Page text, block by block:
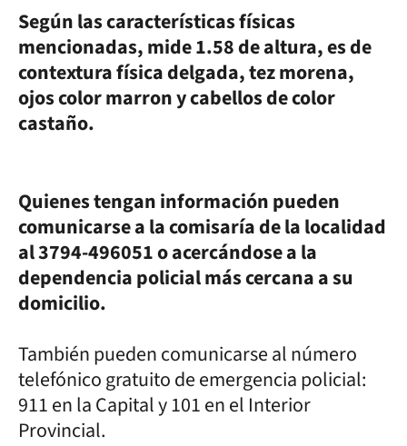
Según las características físicas
mencionadas, mide 1.58 de altura, es de
contextura física delgada, tez morena,
ojos color marron y cabellos de color
castaño.
Quienes tengan información pueden
comunicarse a la comisaría de la localidad
al 3794-496051 o acercándose a la
dependencia policial más cercana a su
domicilio.
También pueden comunicarse al número
telefónico gratuito de emergencia policial:
911 en la Capital y 101 en el Interior
Provincial.